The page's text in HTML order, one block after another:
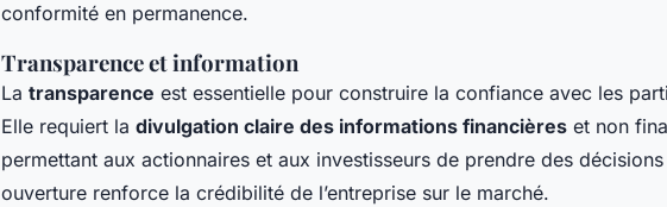
conformité en permanence.
Transparence et information
La transparence est essentielle pour construire la confiance avec les
Elle requiert la divulgation claire des informations financières et non
permettant aux actionnaires et aux investisseurs de prendre des
ouverture renforce la crédibilité de l’entreprise sur le marché.